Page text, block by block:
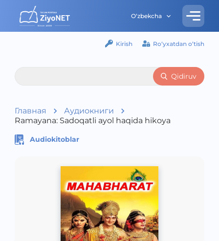
O‘zbekcha
Kirish Ro‘yxatdan o‘tish
Qidiruv
Главная
Аудиокниги
Ramayana: Sadoqatli ayol haqida hikoya
Audiokitoblar